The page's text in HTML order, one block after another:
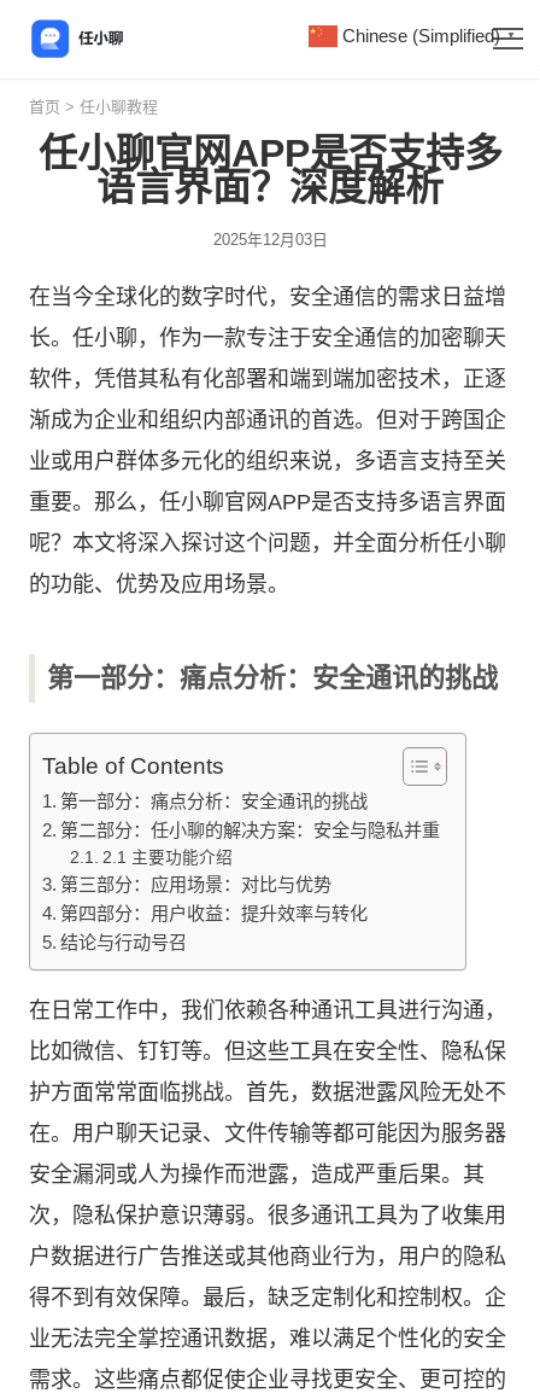
首页 > 任小聊教程
任小聊官网APP是否支持多
语言界面？深度解析
2025年12月03日
在当今全球化的数字时代，安全通信的需求日益增
长。任小聊，作为一款专注于安全通信的加密聊天
软件，凭借其私有化部署和端到端加密技术，正逐
渐成为企业和组织内部通讯的首选。但对于跨国企
业或用户群体多元化的组织来说，多语言支持至关
重要。那么， 任小聊官网APP是否支持多语言界面
呢？本文将深入探讨这个问题，并全面分析任小聊
的功能、优势及应用场景。
第一部分：痛点分析：安全通讯的挑战
Table of Contents
第一部分：痛点分析：安全通讯的挑战
第二部分：任小聊的解决方案：安全与隐私并重
2.1 主要功能介绍
第三部分：应用场景：对比与优势
第四部分：用户收益：提升效率与转化
结论与行动号召
在日常工作中，我们依赖各种通讯工具进行沟通，
比如微信、钉钉等。但这些工具在安全性、隐私保
护方面常常面临挑战。首先，数据泄露风险无处不
在。用户聊天记录、文件传输等都可能因为服务器
安全漏洞或人为操作而泄露，造成严重后果。其
次，隐私保护意识薄弱。很多通讯工具为了收集用
户数据进行广告推送或其他商业行为，用户的隐私
得不到有效保障。最后，缺乏定制化和控制权。企
业无法完全掌控通讯数据，难以满足个性化的安全
需求。这些痛点都促使企业寻找更安全、更可控的
Chinese (Simplified) ▼